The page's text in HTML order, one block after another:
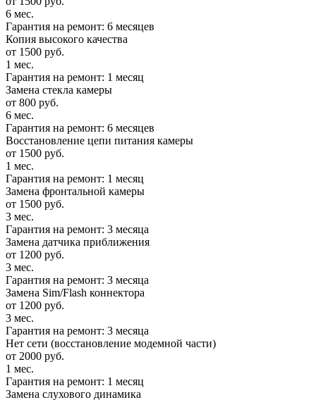
6 мес.
Гарантия на ремонт: 6 месяцев
Копия высокого качества
от 1500 руб.
1 мес.
Гарантия на ремонт: 1 месяц
Замена стекла камеры
от 800 руб.
6 мес.
Гарантия на ремонт: 6 месяцев
Восстановление цепи питания камеры
от 1500 руб.
1 мес.
Гарантия на ремонт: 1 месяц
Замена фронтальной камеры
от 1500 руб.
3 мес.
Гарантия на ремонт: 3 месяца
Замена датчика приближения
от 1200 руб.
3 мес.
Гарантия на ремонт: 3 месяца
Замена Sim/Flash коннектора
от 1200 руб.
3 мес.
Гарантия на ремонт: 3 месяца
Нет сети (восстановление модемной части)
от 2000 руб.
1 мес.
Гарантия на ремонт: 1 месяц
Замена слухового динамика